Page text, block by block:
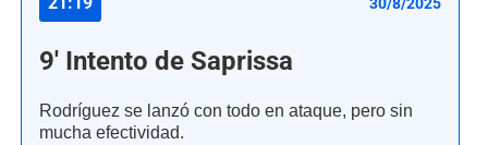
30/8/2025
9' Intento de Saprissa
Rodríguez se lanzó con todo en ataque, pero sin
mucha efectividad.